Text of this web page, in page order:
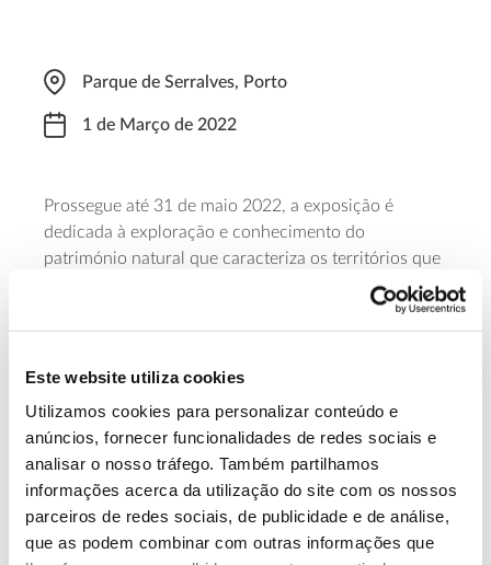
Este website utiliza cookies
Utilizamos cookies para personalizar conteúdo e
anúncios, fornecer funcionalidades de redes sociais e
analisar o nosso tráfego. Também partilhamos
informações acerca da utilização do site com os nossos
parceiros de redes sociais, de publicidade e de análise,
que as podem combinar com outras informações que
Parque de Serralves, Porto
1 de Março de 2022
Prossegue até 31 de maio 2022, a exposição é
dedicada à exploração e conhecimento do
património natural que caracteriza os territórios que
constituem a Rede dos países da CPLP, verdadeiros
laboratórios vivos de sustentabilidade, distinguidos
pela Unesco.
13.07.2026
Genoma do priolo e de outras espécies em risco:
conhecer para conservar